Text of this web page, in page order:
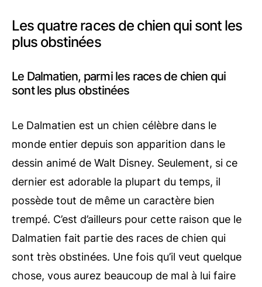
Les quatre races de chien qui sont les
plus obstinées
Le Dalmatien, parmi les races de chien qui
sont les plus obstinées
Le Dalmatien est un chien célèbre dans le
monde entier depuis son apparition dans le
dessin animé de Walt Disney. Seulement, si ce
dernier est adorable la plupart du temps, il
possède tout de même un caractère bien
trempé. C’est d’ailleurs pour cette raison que le
Dalmatien fait partie des races de chien qui
sont très obstinées. Une fois qu’il veut quelque
chose, vous aurez beaucoup de mal à lui faire